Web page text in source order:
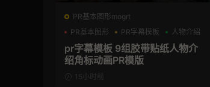
PR基本图形mogrt
PR基本图形
PR字幕模板 人物介绍
pr字幕模板 9组胶带贴纸人物介
绍角标动画PR模版
15小时前